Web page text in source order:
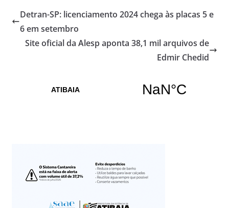
Detran-SP: licenciamento 2024 chega às placas 5 e
6 em setembro
Site oficial da Alesp aponta 38,1 mil arquivos de
Edmir Chedid